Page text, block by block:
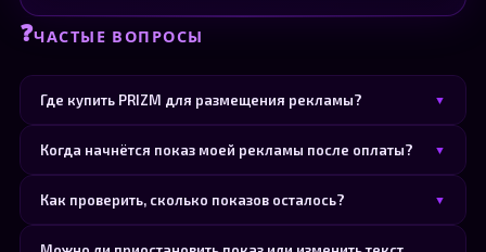
❓ЧАСТЫЕ ВОПРОСЫ
Где купить PRIZM для размещения рекламы? ▼
обменниках:
Когда начнётся показ моей рекламы после оплаты? ▼
минут после получения1 подтвержденияв блокчейне.
После этого объявление проходитдвойную модерацию:
Как проверить, сколько показов осталось? ▼